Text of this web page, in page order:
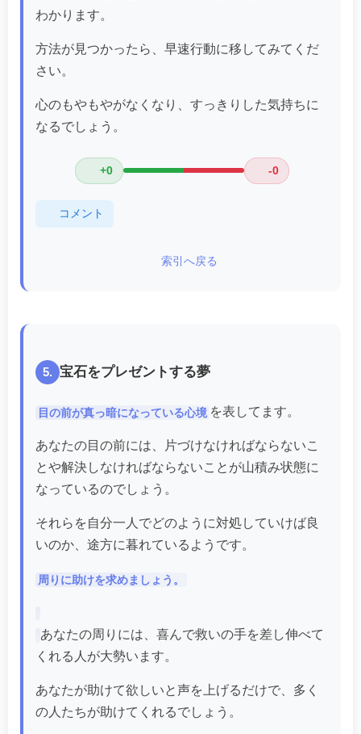
わかります。
方法が見つかったら、早速行動に移してみてくだ
さい。
心のもやもやがなくなり、すっきりした気持ちに
なるでしょう。
+0 -0
コメント
索引へ戻る
5. 宝石をプレゼントする夢
目の前が真っ暗になっている心境 を表してます。
あなたの目の前には、片づけなければならないこ
とや解決しなければならないことが山積み状態に
なっているのでしょう。
それらを自分一人でどのように対処していけば良
いのか、途方に暮れているようです。
周りに助けを求めましょう。
あなたの周りには、喜んで救いの手を差し伸べて
くれる人が大勢います。
あなたが助けて欲しいと声を上げるだけで、多く
の人たちが助けてくれるでしょう。